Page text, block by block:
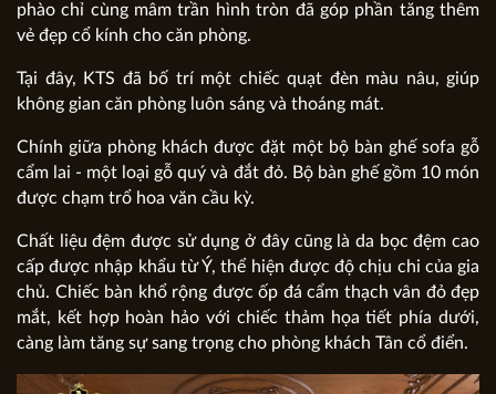
phào chỉ cùng mâm trần hình tròn đã góp phần tăng thêm
vẻ đẹp cổ kính cho căn phòng.
Tại đây, KTS đã bố trí một chiếc quạt đèn màu nâu, giúp
không gian căn phòng luôn sáng và thoáng mát.
Chính giữa phòng khách được đặt một bộ bàn ghế sofa gỗ
cẩm lai - một loại gỗ quý và đắt đỏ. Bộ bàn ghế gồm 10 món
được chạm trổ hoa văn cầu kỳ.
Chất liệu đệm được sử dụng ở đây cũng là da bọc đệm cao
cấp được nhập khẩu từ Ý, thể hiện được độ chịu chi của gia
chủ. Chiếc bàn khổ rộng được ốp đá cẩm thạch vân đỏ đẹp
mắt, kết hợp hoàn hảo với chiếc thảm họa tiết phía dưới,
càng làm tăng sự sang trọng cho phòng khách Tân cổ điển.